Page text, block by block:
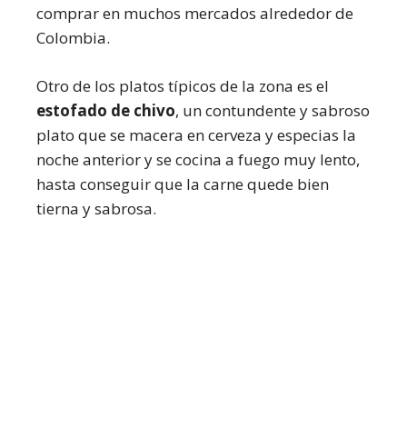
comprar en muchos mercados alrededor de
Colombia.
Otro de los platos típicos de la zona es el
estofado de chivo, un contundente y sabroso
plato que se macera en cerveza y especias la
noche anterior y se cocina a fuego muy lento,
hasta conseguir que la carne quede bien
tierna y sabrosa.